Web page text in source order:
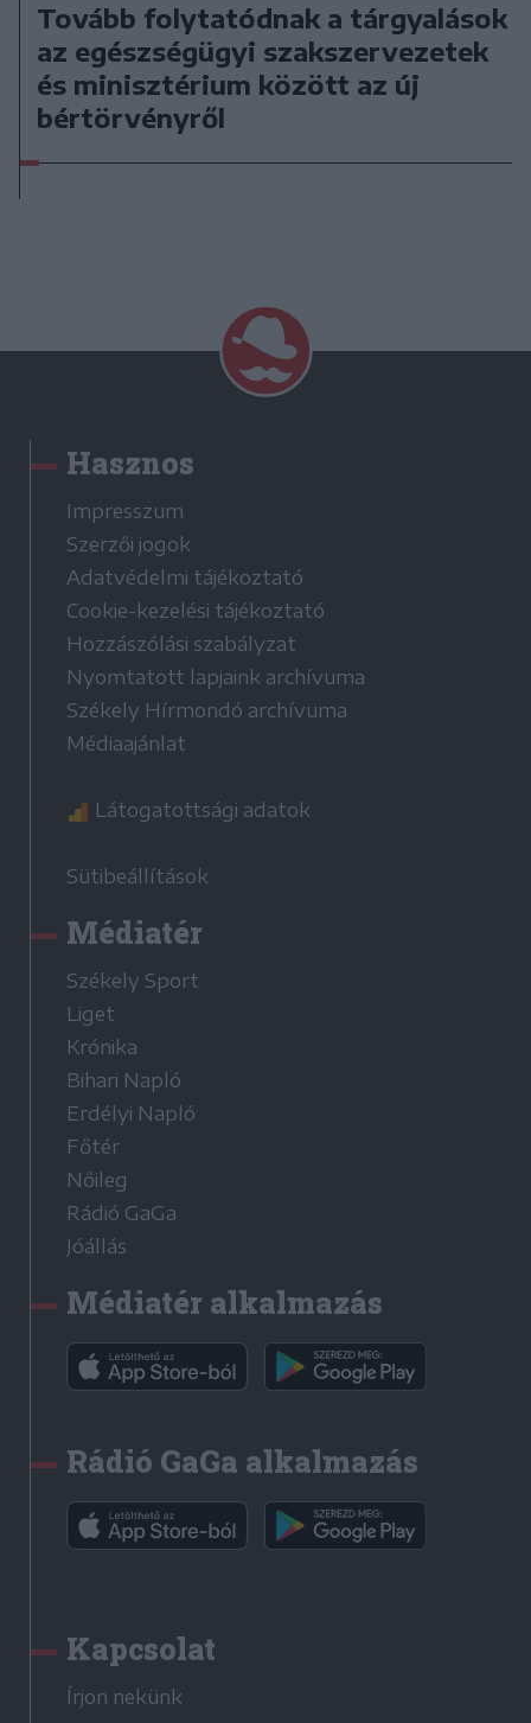
Tovább folytatódnak a tárgyalások
az egészségügyi szakszervezetek
és minisztérium között az új
bértörvényről
Hasznos
Impresszum
Szerzői jogok
Adatvédelmi tájékoztató
Cookie-kezelési tájékoztató
Hozzászólási szabályzat
Nyomtatott lapjaink archívuma
Székely Hírmondó archívuma
Médiaajánlat
Látogatottsági adatok
Sütibeállítások
Médiatér
Székely Sport
Liget
Krónika
Bihari Napló
Erdélyi Napló
Főtér
Nőileg
Rádió GaGa
Jóállás
Médiatér alkalmazás
Rádió GaGa alkalmazás
Kapcsolat
Írjon nekünk